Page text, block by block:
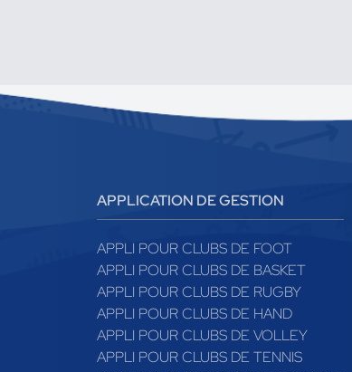
APPLICATION DE GESTION
APPLI POUR CLUBS DE FOOT
APPLI POUR CLUBS DE BASKET
APPLI POUR CLUBS DE RUGBY
APPLI POUR CLUBS DE HAND
APPLI POUR CLUBS DE VOLLEY
APPLI POUR CLUBS DE TENNIS